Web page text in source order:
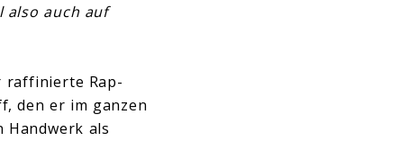
also auch auf
raffinierte Rap-
den er im ganzen
als